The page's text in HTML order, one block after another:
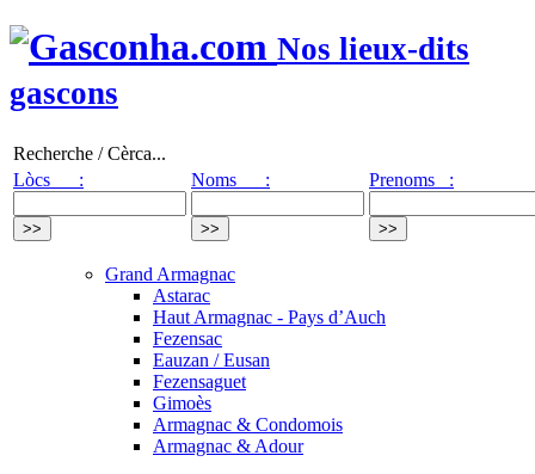
Nos lieux-dits
gascons
Recherche / Cèrca...
Lòcs :
Noms : Prenoms :
Grand Armagnac
Astarac
Haut Armagnac - Pays d’Auch
Fezensac
Eauzan / Eusan
Fezensaguet
Gimoès
Armagnac & Condomois
Armagnac & Adour